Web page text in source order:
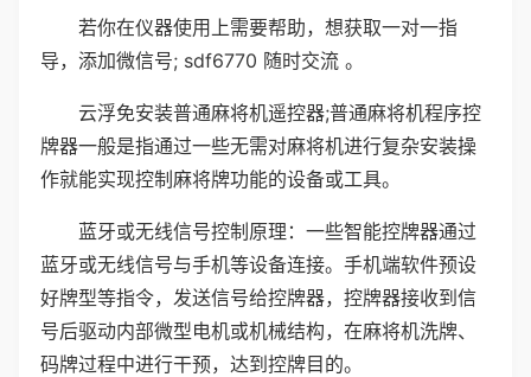
若你在仪器使用上需要帮助，想获取一对一指
导，添加微信号; sdf6770 随时交流 。
云浮免安装普通麻将机遥控器;普通麻将机程序控
牌器一般是指通过一些无需对麻将机进行复杂安装操
作就能实现控制麻将牌功能的设备或工具。
蓝牙或无线信号控制原理：一些智能控牌器通过
蓝牙或无线信号与手机等设备连接。手机端软件预设
好牌型等指令，发送信号给控牌器，控牌器接收到信
号后驱动内部微型电机或机械结构，在麻将机洗牌、
码牌过程中进行干预，达到控牌目的。